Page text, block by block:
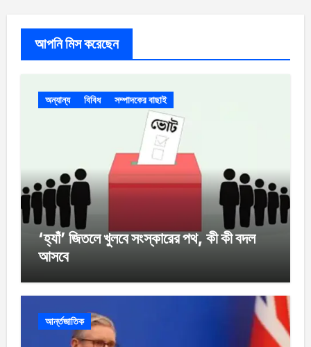
আপনি মিস করেছেন
অন্যান্য বিবিধ সম্পাদকের বাছাই
‘হ্যাঁ’ জিতলে খুলবে সংস্কারের পথ, কী কী বদল
আসবে
আর্ন্তজাতিক